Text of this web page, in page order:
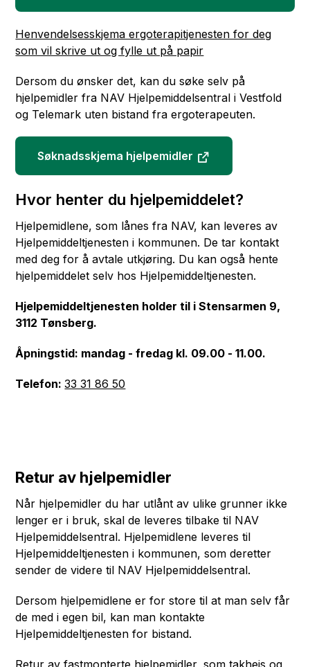
Henvendelsesskjema ergoterapitjenesten for deg
som vil skrive ut og fylle ut på papir
Dersom du ønsker det, kan du søke selv på
hjelpemidler fra NAV Hjelpemiddelsentral i Vestfold
og Telemark uten bistand fra ergoterapeuten.
Søknadsskjema hjelpemidler
Hvor henter du hjelpemiddelet?
Hjelpemidlene, som lånes fra NAV, kan leveres av
Hjelpemiddeltjenesten i kommunen. De tar kontakt
med deg for å avtale utkjøring. Du kan også hente
hjelpemiddelet selv hos Hjelpemiddeltjenesten.
Hjelpemiddeltjenesten holder til i Stensarmen 9,
3112 Tønsberg.
Åpningstid: mandag - fredag kl. 09.00 - 11.00.
Telefon:33 31 86 50
Retur av hjelpemidler
Når hjelpemidler du har utlånt av ulike grunner ikke
lenger er i bruk, skal de leveres tilbake til NAV
Hjelpemiddelsentral. Hjelpemidlene leveres til
Hjelpemiddeltjenesten i kommunen, som deretter
sender de videre til NAV Hjelpemiddelsentral.
Dersom hjelpemidlene er for store til at man selv får
de med i egen bil, kan man kontakte
Hjelpemiddeltjenesten for bistand.
Retur av fastmonterte hjelpemidler, som takheis og